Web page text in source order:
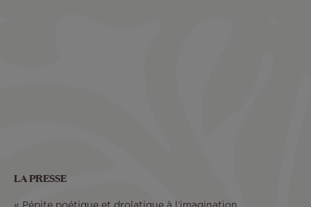
LA PRESSE